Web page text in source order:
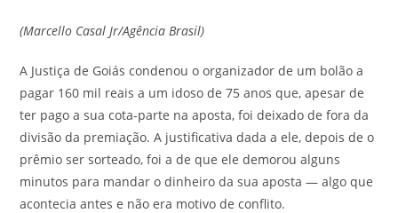
(Marcello Casal Jr/Agência Brasil)
A Justiça de Goiás condenou o organizador de um bolão a
pagar 160 mil reais a um idoso de 75 anos que, apesar de
ter pago a sua cota-parte na aposta, foi deixado de fora da
divisão da premiação. A justificativa dada a ele, depois de o
prêmio ser sorteado, foi a de que ele demorou alguns
minutos para mandar o dinheiro da sua aposta — algo que
acontecia antes e não era motivo de conflito.